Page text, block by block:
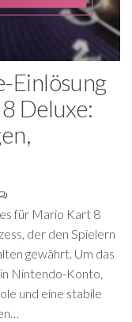
Einlösung
Deluxe:
für Mario Kart 8
der den Spielern
gewährt. Um das
Nintendo-Konto,
und eine stabile